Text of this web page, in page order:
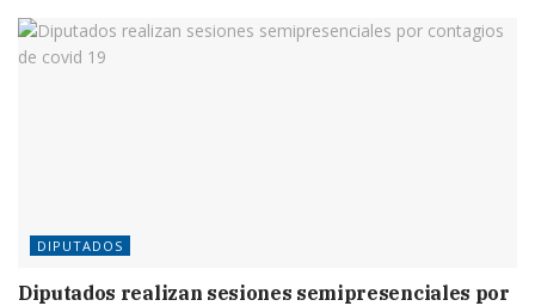
DIPUTADOS
Diputados realizan sesiones semipresenciales por